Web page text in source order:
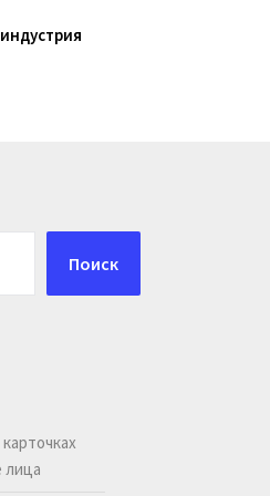
Поиск